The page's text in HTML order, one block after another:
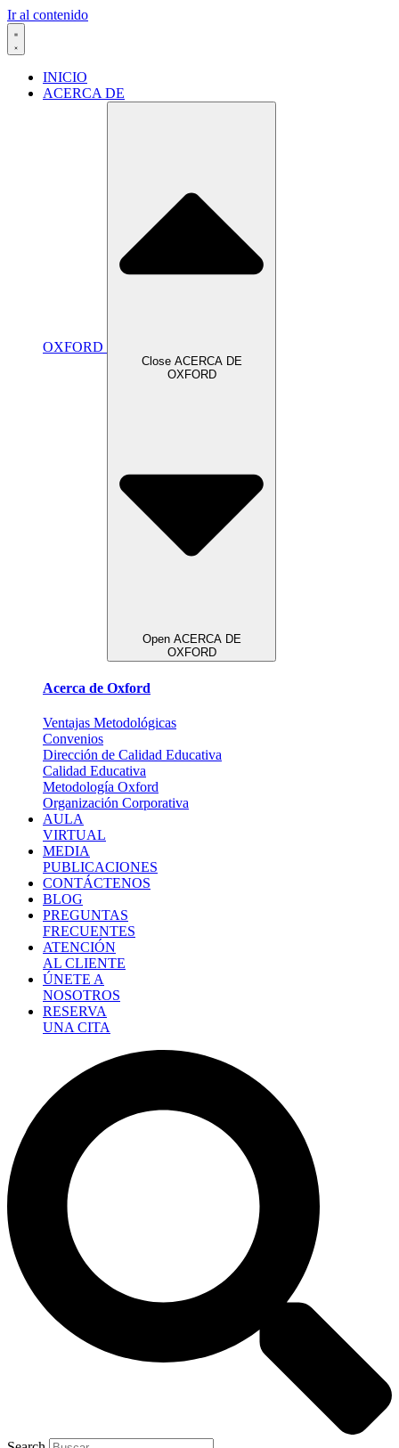
Ir al contenido
INICIO
ACERCA DE
OXFORD
Close ACERCA DE
OXFORD
Open ACERCA DE
OXFORD
Acerca de Oxford
Ventajas Metodológicas
Convenios
Dirección de Calidad Educativa
Calidad Educativa
Metodología Oxford
Organización Corporativa
AULA
VIRTUAL
MEDIA
PUBLICACIONES
CONTÁCTENOS
BLOG
PREGUNTAS
FRECUENTES
ATENCIÓN
AL CLIENTE
ÚNETE A
NOSOTROS
RESERVA
UNA CITA